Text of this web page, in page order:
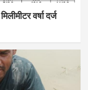
वर्षा दर्ज